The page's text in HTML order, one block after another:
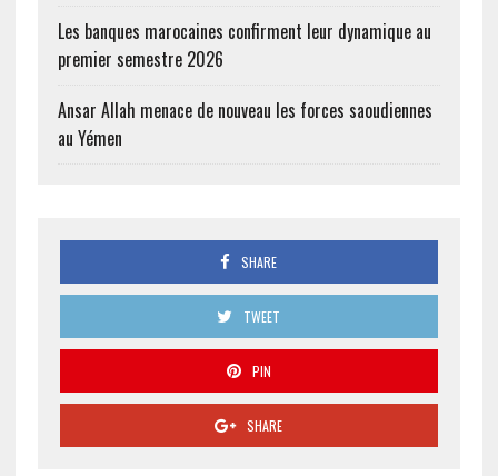
Les banques marocaines confirment leur dynamique au
premier semestre 2026
Ansar Allah menace de nouveau les forces saoudiennes
au Yémen
SHARE
TWEET
PIN
SHARE